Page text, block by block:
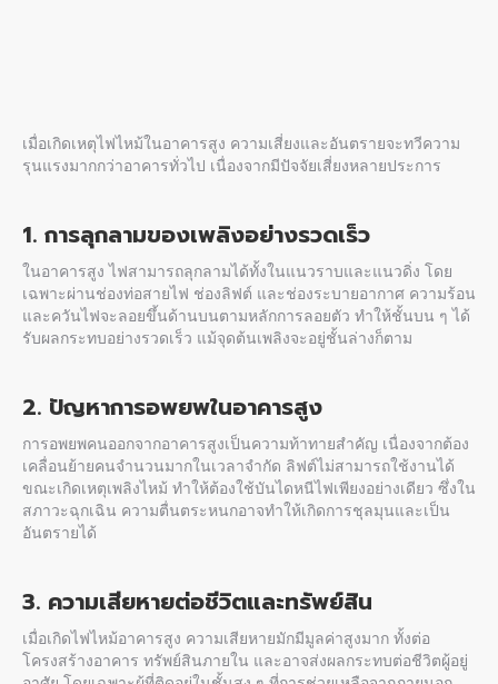
เมื่อเกิดเหตุไฟไหม้ในอาคารสูง ความเสี่ยงและอันตรายจะทวีความ
รุนแรงมากกว่าอาคารทั่วไป เนื่องจากมีปัจจัยเสี่ยงหลายประการ
1. การลุกลามของเพลิงอย่างรวดเร็ว
ในอาคารสูง ไฟสามารถลุกลามได้ทั้งในแนวราบและแนวดิ่ง โดย
เฉพาะผ่านช่องท่อสายไฟ ช่องลิฟต์ และช่องระบายอากาศ ความร้อน
และควันไฟจะลอยขึ้นด้านบนตามหลักการลอยตัว ทำให้ชั้นบน ๆ ได้
รับผลกระทบอย่างรวดเร็ว แม้จุดต้นเพลิงจะอยู่ชั้นล่างก็ตาม
2. ปัญหาการอพยพในอาคารสูง
การอพยพคนออกจากอาคารสูงเป็นความท้าทายสำคัญ เนื่องจากต้อง
เคลื่อนย้ายคนจำนวนมากในเวลาจำกัด ลิฟต์ไม่สามารถใช้งานได้
ขณะเกิดเหตุเพลิงไหม้ ทำให้ต้องใช้บันไดหนีไฟเพียงอย่างเดียว ซึ่งใน
สภาวะฉุกเฉิน ความตื่นตระหนกอาจทำให้เกิดการชุลมุนและเป็น
อันตรายได้
3. ความเสียหายต่อชีวิตและทรัพย์สิน
เมื่อเกิดไฟไหม้อาคารสูง ความเสียหายมักมีมูลค่าสูงมาก ทั้งต่อ
โครงสร้างอาคาร ทรัพย์สินภายใน และอาจส่งผลกระทบต่อชีวิตผู้อยู่